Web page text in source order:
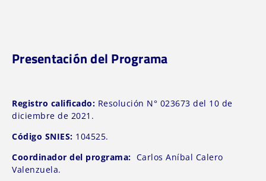
Presentación del Programa
Registro calificado: Resolución N° 023673 del 10 de
diciembre de 2021.
Código SNIES: 104525.
Coordinador del programa: Carlos Aníbal Calero
Valenzuela.